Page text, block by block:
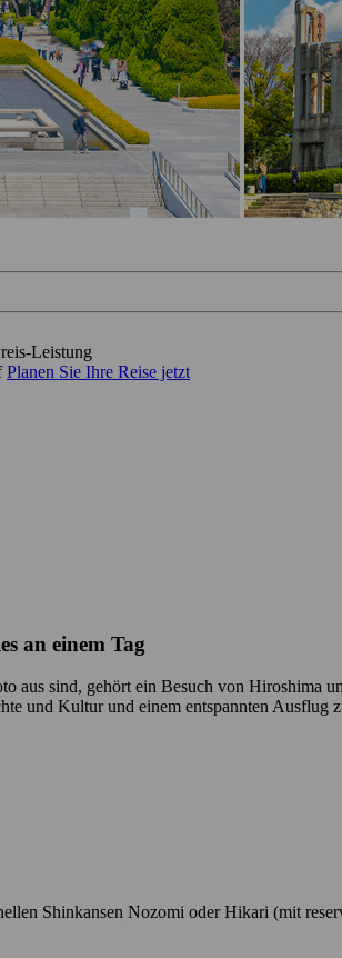
Leistung
Planen Sie Ihre Reise jetzt
an einem Tag
aus sind, gehört ein Besuch von
und Kultur und einem entspannten
Shinkansen Nozomi oder Hikari (mit